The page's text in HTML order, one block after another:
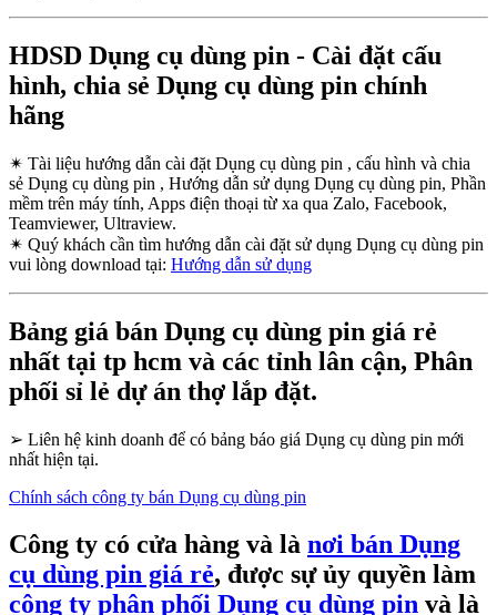
HDSD Dụng cụ dùng pin - Cài đặt cấu
hình, chia sẻ Dụng cụ dùng pin chính
hãng
✴ Tài liệu hướng dẫn cài đặt Dụng cụ dùng pin , cấu hình và chia
sẻ Dụng cụ dùng pin , Hướng dẫn sử dụng Dụng cụ dùng pin, Phần
mềm trên máy tính, Apps điện thoại từ xa qua Zalo, Facebook,
Teamviewer, Ultraview.
✴ Quý khách cần tìm hướng dẫn cài đặt sử dụng Dụng cụ dùng pin
vui lòng download tại: Hướng dẫn sử dụng
Bảng giá bán Dụng cụ dùng pin giá rẻ
nhất tại tp hcm và các tỉnh lân cận, Phân
phối sỉ lẻ dự án thợ lắp đặt.
➢ Liên hệ kinh doanh để có bảng báo giá Dụng cụ dùng pin mới
nhất hiện tại.
Chính sách công ty bán Dụng cụ dùng pin
Công ty có cửa hàng và là nơi bán Dụng
cụ dùng pin giá rẻ, được sự ủy quyền làm
công ty phân phối Dụng cụ dùng pin và là